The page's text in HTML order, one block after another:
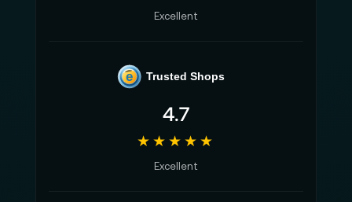
Excellent
e Trusted Shops
4.7
★★★★★
Excellent